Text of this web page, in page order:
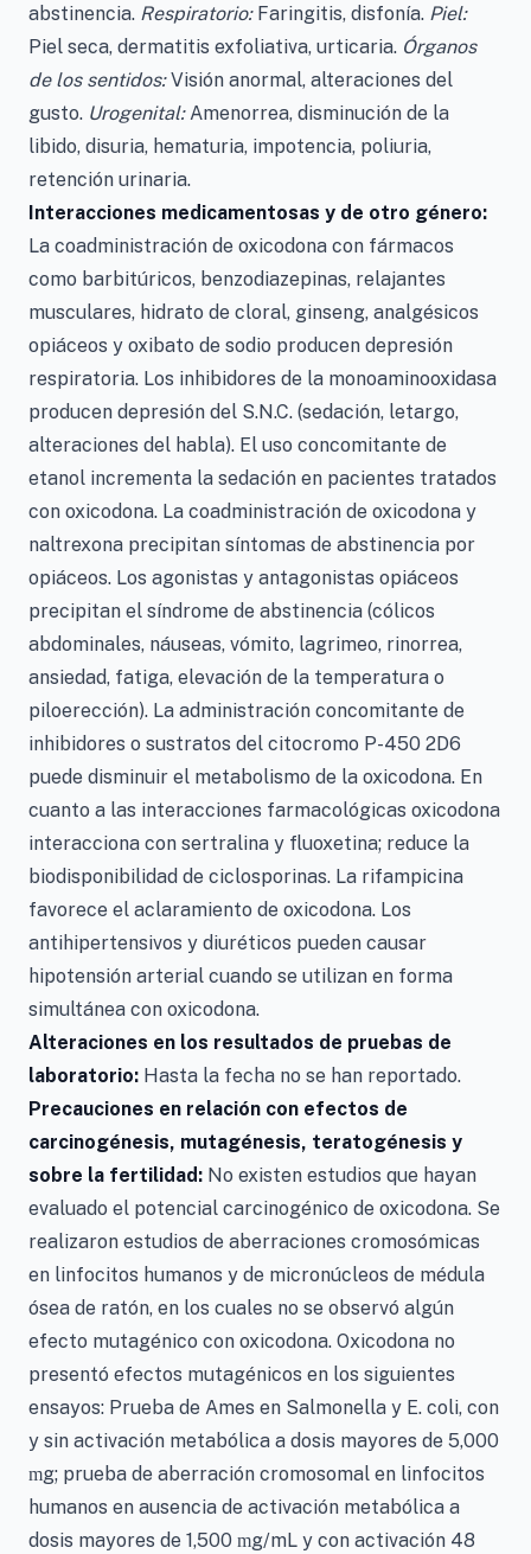
abstinencia. Respiratorio:Faringitis, disfonía. Piel:
Piel seca, dermatitis exfoliativa, urticaria. Órganos
de los sentidos:Visión anormal, alteraciones del
gusto. Urogenital:Amenorrea, disminución de la
libido, disuria, hematuria, impotencia, poliuria,
retención urinaria.
Interacciones medicamentosas y de otro género:
La coadministración de oxicodona con fármacos
como barbitúricos, benzodiazepinas, relajantes
musculares, hidrato de cloral, ginseng, analgésicos
opiáceos y oxibato de sodio producen depresión
respiratoria. Los inhibidores de la monoaminooxidasa
producen depresión del S.N.C. (sedación, letargo,
alteraciones del habla). El uso concomitante de
etanol incrementa la sedación en pacientes tratados
con oxicodona. La coadministración de oxicodona y
naltrexona precipitan síntomas de abstinencia por
opiáceos. Los agonistas y antagonistas opiáceos
precipitan el síndrome de abstinencia (cólicos
abdominales, náuseas, vómito, lagrimeo, rinorrea,
ansiedad, fatiga, elevación de la temperatura o
piloerección). La administración concomitante de
inhibidores o sustratos del citocromo P-450 2D6
puede disminuir el metabolismo de la oxicodona. En
cuanto a las interacciones farmacológicas oxicodona
interacciona con sertralina y fluoxetina; reduce la
biodisponibilidad de ciclosporinas. La rifampicina
favorece el aclaramiento de oxicodona. Los
antihipertensivos y diuréticos pueden causar
hipotensión arterial cuando se utilizan en forma
simultánea con oxicodona.
Alteraciones en los resultados de pruebas de
laboratorio: Hasta la fecha no se han reportado.
Precauciones en relación con efectos de
carcinogénesis, mutagénesis, teratogénesis y
sobre la fertilidad: No existen estudios que hayan
evaluado el potencial carcinogénico de oxicodona. Se
realizaron estudios de aberraciones cromosómicas
en linfocitos humanos y de micronúcleos de médula
ósea de ratón, en los cuales no se observó algún
efecto mutagénico con oxicodona. Oxicodona no
presentó efectos mutagénicos en los siguientes
ensayos: Prueba de Ames en Salmonella y E. coli, con
y sin activación metabólica a dosis mayores de 5,000
mg; prueba de aberración cromosomal en linfocitos
humanos en ausencia de activación metabólica a
dosis mayores de 1,500 mg/mL y con activación 48